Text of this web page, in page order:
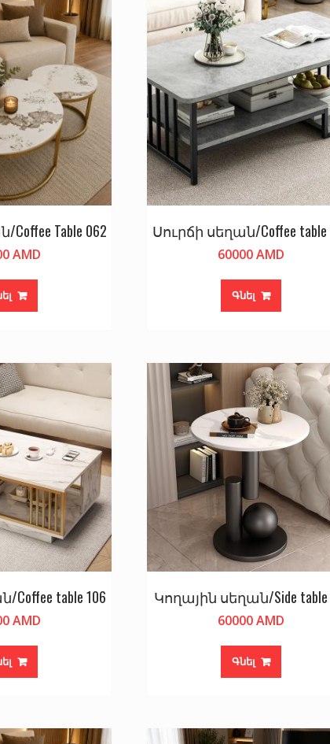
Table 062
AMD
Սուրճի սեղան/Coffee table
60000AMD
Գնել
table 106
AMD
Կողային սեղան/Side table
60000AMD
Գնել